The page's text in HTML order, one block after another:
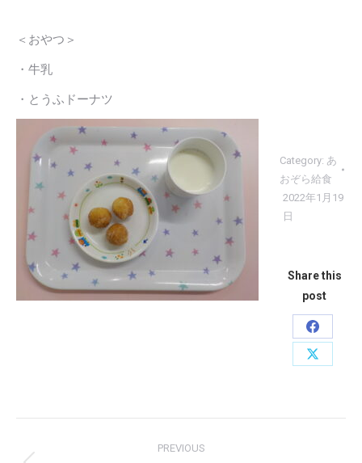
＜おやつ＞
・牛乳
・とうふドーナツ
Category: あ
おぞら給食
2022年1月19
日
Share this
post
Share
on
Share
PREVIOUS